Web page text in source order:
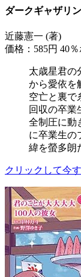
ダークギャザリ
近藤憲一 (著)
価格：585円 40
太歳星君の
から愛依を
空亡と裏で
回収の卒業
全制圧に動
に卒業生の
緯を螢多朗
クリックして今